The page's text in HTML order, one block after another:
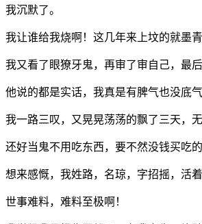
我沉默了。
我让谁给我烧啊！这几年来上坟的就墨
我又看了眼獠牙鬼，再审了审自己，最
他说的都是实话，我真是有脾气也没底气
我一路三叹，又晃晃荡荡的飘了三天，
还好当鬼不用吃东西，要不然没钱买吃
想来感慨，我姓路，名琼，字招摇，活
世事难料，难料至极啊！